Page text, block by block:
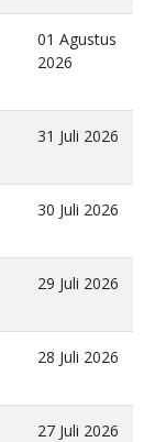
01 Agustus
2026
31 Juli 2026
30 Juli 2026
29 Juli 2026
28 Juli 2026
27 Juli 2026